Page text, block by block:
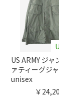
US ARMY ジャ
ァティーグジ
unisex
￥